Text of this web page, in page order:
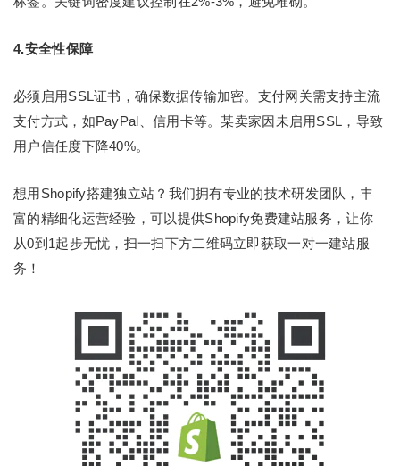
4.安全性保障
必须启用SSL证书，确保数据传输加密。支付网关需支持主流
支付方式，如PayPal、信用卡等。某卖家因未启用SSL，导致
用户信任度下降40%。
想用Shopify搭建独立站？我们拥有专业的技术研发团队，丰
富的精细化运营经验，可以提供Shopify免费建站服务，让你
从0到1起步无忧，扫一扫下方二维码立即获取一对一建站服
务！